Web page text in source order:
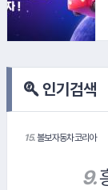
인기검색